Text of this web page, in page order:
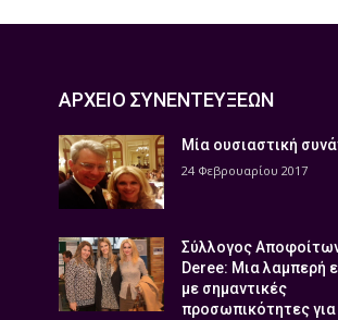
ΑΡΧΕΙΟ ΣΥΝΕΝΤΕΥΞΕΩΝ
Μία ουσιαστική
24 Φεβρουαρίου 2017
Σύλλογος
Deree: Μια λαμπερή
με σημαντικές
προσωπικότητες για